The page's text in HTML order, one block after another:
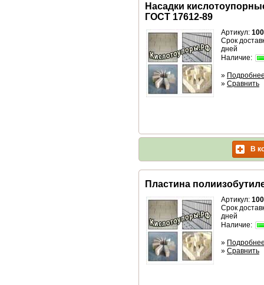
Насадки
ГОСТ 17612-89
Артикул:
Срок
дней
Наличие:
»
» Сравнить
В
Пластина
Артикул:
Срок
дней
Наличие:
»
» Сравнить